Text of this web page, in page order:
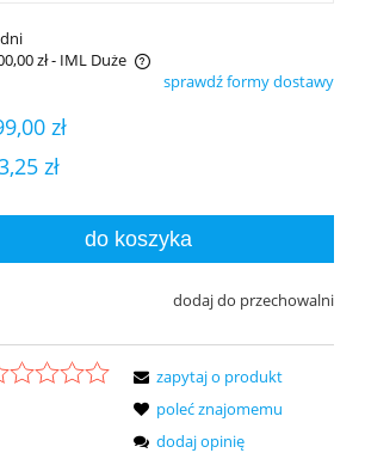
zł- IML Duże
ewentualnych kosztów płatnościsprawdź formy dostawy
zł
zł
do koszyka
dodaj do przechowalni
zapytaj o produkt
poleć znajomemu
dodaj opinię